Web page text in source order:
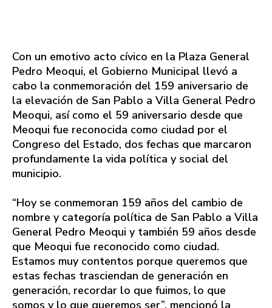
Con un emotivo acto cívico en la Plaza General
Pedro Meoqui, el Gobierno Municipal llevó a
cabo la conmemoración del 159 aniversario de
la elevación de San Pablo a Villa General Pedro
Meoqui, así como el 59 aniversario desde que
Meoqui fue reconocida como ciudad por el
Congreso del Estado, dos fechas que marcaron
profundamente la vida política y social del
municipio.
“Hoy se conmemoran 159 años del cambio de
nombre y categoría política de San Pablo a Villa
General Pedro Meoqui y también 59 años desde
que Meoqui fue reconocido como ciudad.
Estamos muy contentos porque queremos que
estas fechas trasciendan de generación en
generación, recordar lo que fuimos, lo que
somos y lo que queremos ser”, mencionó la